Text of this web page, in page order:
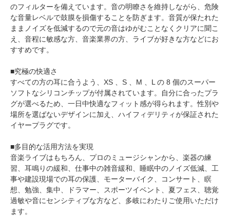
のフィルターを備えています。音の明瞭さを維持しながら、危険
な音量レベルで鼓膜を損傷することを防ぎます。音質が保たれた
ままノイズを低減するので元の音はゆがむことなくクリアに聞こ
え、音程に敏感な方、音楽業界の方、ライブが好きな方などにお
すすめです。
■究極の快適さ
すべての方の耳に合うよう、XS 、S 、M 、L の 8 個のスーパー
ソフトなシリコンチップが付属されています。自分に合ったプラ
グが選べるため、一日中快適なフィット感が得られます。性別や
場所を選ばないデザインに加え、ハイフィデリティが保証された
イヤープラグです。
■多目的な活用方法を実現
音楽ライブはもちろん、プロのミュージシャンから、楽器の練
習、耳鳴りの緩和、仕事中の雑音緩和、睡眠中のノイズ低減、工
事や建設現場での耳の保護、モーターバイク、コンサート、瞑
想、勉強、集中、ドラマー、スポーツイベント、夏フェス、聴覚
過敏や音にセンシティブな方など、多岐にわたりご使用いただけ
ます。